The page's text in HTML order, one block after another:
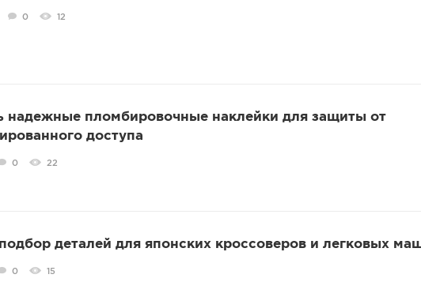
0 12
надежные пломбировочные наклейки для защиты от
доступа
0 22
деталей для японских кроссоверов и легковых
0 15